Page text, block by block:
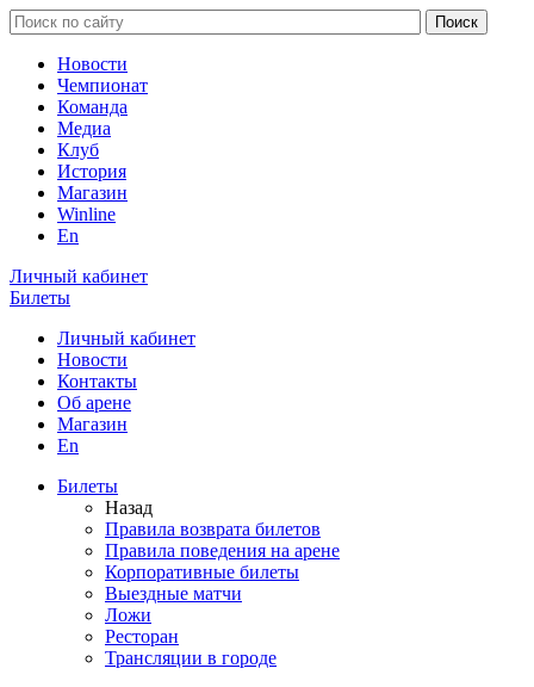
Новости
Чемпионат
Команда
Медиа
Клуб
История
Магазин
Winline
En
Личный кабинет
Билеты
Личный кабинет
Новости
Контакты
Об арене
Магазин
En
Билеты
Назад
Правила возврата билетов
Правила поведения на арене
Корпоративные билеты
Выездные матчи
Ложи
Ресторан
Трансляции в городе